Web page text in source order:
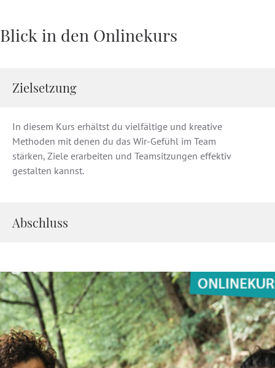
Blick in den Onlinekurs
Zielsetzung
In diesem Kurs erhältst du vielfältige und kreative
Methoden mit denen du das Wir-Gefühl im Team
stärken, Ziele erarbeiten und Teamsitzungen effektiv
gestalten kannst.
Abschluss